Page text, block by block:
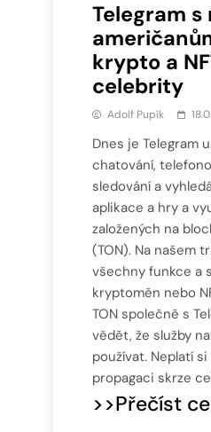
Telegram s
krypto a
celebrity
Adolf Pupík
Dnes je Telegram
chatování,
sledování a
aplikace a hry a
založených na
(TON). Na našem
všechny funkce a
kryptoměn nebo
TON společně s
vědět, že služby
používat. Neplatí
propagaci skrze
>>Přečíst